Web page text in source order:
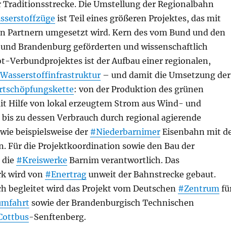
Traditionsstrecke. Die Umstellung der Regionalbahn
ist Teil eines größeren Projektes, das mit
Partnern umgesetzt wird. Kern des vom Bund und den
Brandenburg geförderten und wissenschaftlich
Verbundprojektes ist der Aufbau einer regionalen,
– und damit die Umsetzung der
: von der Produktion des grünen
Hilfe von lokal erzeugtem Strom aus Wind- und
zu dessen Verbrauch durch regional agierende
beispielsweise der #NiederbarnimerEisenbahn mit
Für die Projektkoordination sowie den Bau der
#Kreiswerke Barnim verantwortlich. Das
wird von #Enertragunweit der Bahnstrecke gebaut.
begleitet wird das Projekt vom Deutschen #Zentrum
sowie der Brandenburgisch Technischen
-Senftenberg.